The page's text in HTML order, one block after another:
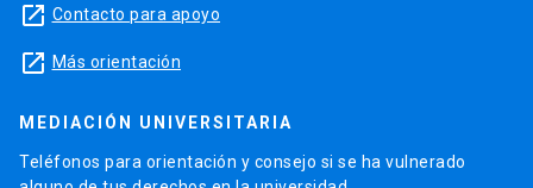
launch Contacto para apoyo
launch Más orientación
MEDIACIÓN UNIVERSITARIA
Teléfonos para orientación y consejo si se ha vulnerado